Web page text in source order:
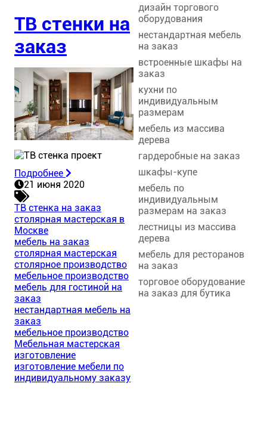
ТВ стенки на
заказ
Подробнее
21 июня 2020
ТВ стенка на заказ
столярная мастерская в
Москве
мебель на заказ
столярная мастерская
столярное производство
мебельное производство
мебель для гостиной на
заказ
нестандартная мебель на
заказ
мебельное производство
Мебельная мастерская
изготовление
изготовление мебели по
индивидуальному заказу
дизайн торгового
оборудования
нестандартная мебель
на заказ
встроенные шкафы на
заказ
кухни по
индивидуальным
размерам
мебель из массива
дерева
гардеробные на заказ
шкафы-купе
мебель по
индивидуальным
размерам на заказ
лестницы из массива
дерева
мебель для ресторанов
на заказ
торговое оборудование
на заказ для бутика